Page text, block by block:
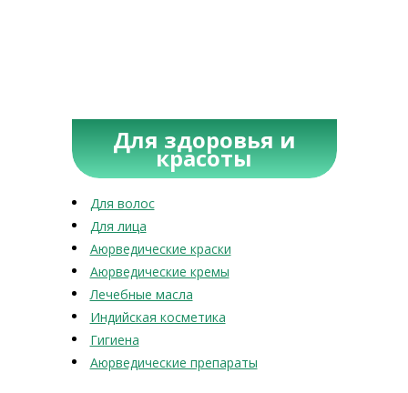
Для здоровья и
красоты
Для волос
Для лица
Аюрведические краски
Аюрведические кремы
Лечебные масла
Индийская косметика
Гигиена
Аюрведические препараты